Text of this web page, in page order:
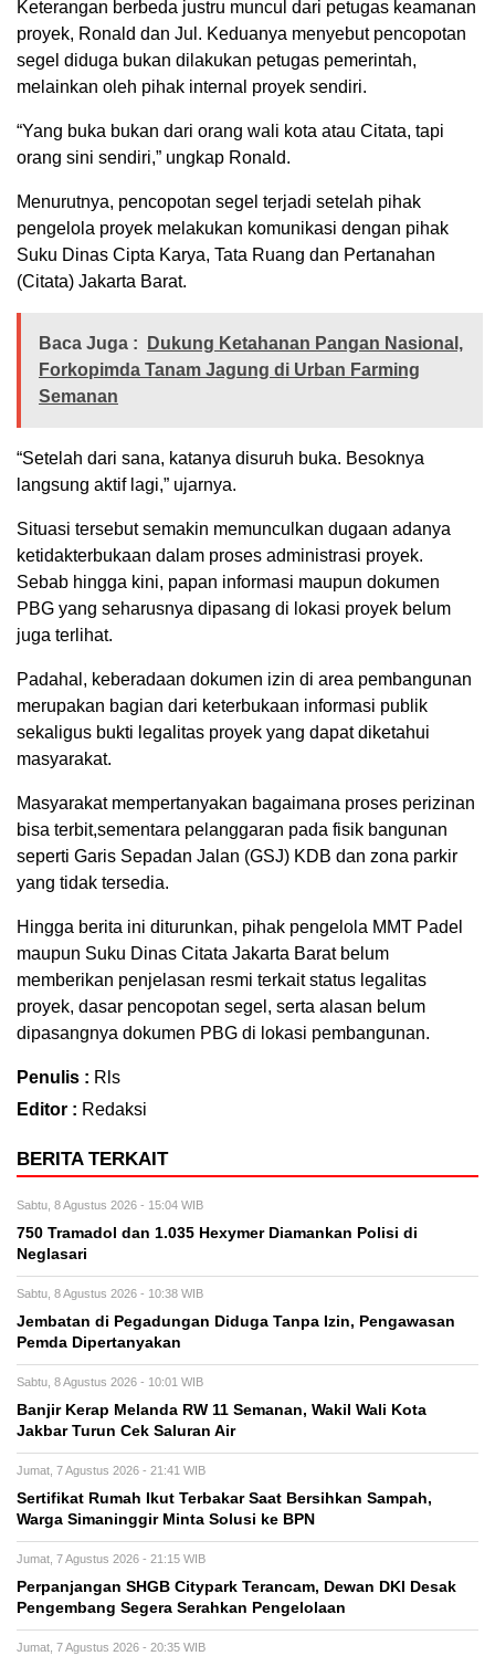
Keterangan berbeda justru muncul dari petugas keamanan
proyek, Ronald dan Jul. Keduanya menyebut pencopotan
segel diduga bukan dilakukan petugas pemerintah,
melainkan oleh pihak internal proyek sendiri.
“Yang buka bukan dari orang wali kota atau Citata, tapi
orang sini sendiri,” ungkap Ronald.
Menurutnya, pencopotan segel terjadi setelah pihak
pengelola proyek melakukan komunikasi dengan pihak
Suku Dinas Cipta Karya, Tata Ruang dan Pertanahan
(Citata) Jakarta Barat.
Baca Juga :
Dukung Ketahanan Pangan Nasional,
Forkopimda Tanam Jagung di Urban Farming
Semanan
“Setelah dari sana, katanya disuruh buka. Besoknya
langsung aktif lagi,” ujarnya.
Situasi tersebut semakin memunculkan dugaan adanya
ketidakterbukaan dalam proses administrasi proyek.
Sebab hingga kini, papan informasi maupun dokumen
PBG yang seharusnya dipasang di lokasi proyek belum
juga terlihat.
Padahal, keberadaan dokumen izin di area pembangunan
merupakan bagian dari keterbukaan informasi publik
sekaligus bukti legalitas proyek yang dapat diketahui
masyarakat.
Masyarakat mempertanyakan bagaimana proses perizinan
bisa terbit,sementara pelanggaran pada fisik bangunan
seperti Garis Sepadan Jalan (GSJ) KDB dan zona parkir
yang tidak tersedia.
Hingga berita ini diturunkan, pihak pengelola MMT Padel
maupun Suku Dinas Citata Jakarta Barat belum
memberikan penjelasan resmi terkait status legalitas
proyek, dasar pencopotan segel, serta alasan belum
dipasangnya dokumen PBG di lokasi pembangunan.
Penulis : Rls
Editor : Redaksi
BERITA TERKAIT
Sabtu, 8 Agustus 2026 - 15:04 WIB
750 Tramadol dan 1.035 Hexymer Diamankan Polisi di
Neglasari
Sabtu, 8 Agustus 2026 - 10:38 WIB
Jembatan di Pegadungan Diduga Tanpa Izin, Pengawasan
Pemda Dipertanyakan
Sabtu, 8 Agustus 2026 - 10:01 WIB
Banjir Kerap Melanda RW 11 Semanan, Wakil Wali Kota
Jakbar Turun Cek Saluran Air
Jumat, 7 Agustus 2026 - 21:41 WIB
Sertifikat Rumah Ikut Terbakar Saat Bersihkan Sampah,
Warga Simaninggir Minta Solusi ke BPN
Jumat, 7 Agustus 2026 - 21:15 WIB
Perpanjangan SHGB Citypark Terancam, Dewan DKI Desak
Pengembang Segera Serahkan Pengelolaan
Jumat, 7 Agustus 2026 - 20:35 WIB